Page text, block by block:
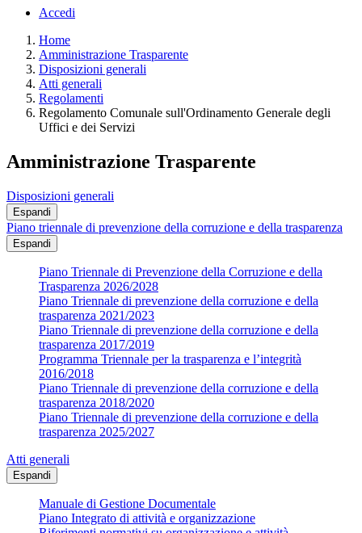
Accedi
Home
Amministrazione Trasparente
Disposizioni generali
Atti generali
Regolamenti
Regolamento Comunale sull'Ordinamento Generale degli
Uffici e dei Servizi
Amministrazione Trasparente
Disposizioni generali
Espandi
Piano triennale di prevenzione della corruzione e della trasparenza
Espandi
Piano Triennale di Prevenzione della Corruzione e della
Trasparenza 2026/2028
Piano Triennale di prevenzione della corruzione e della
trasparenza 2021/2023
Piano Triennale di prevenzione della corruzione e della
trasparenza 2017/2019
Programma Triennale per la trasparenza e l’integrità
2016/2018
Piano Triennale di prevenzione della corruzione e della
trasparenza 2018/2020
Piano Triennale di prevenzione della corruzione e della
trasparenza 2025/2027
Atti generali
Espandi
Manuale di Gestione Documentale
Piano Integrato di attività e organizzazione